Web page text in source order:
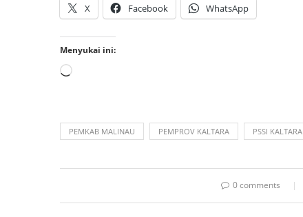
X Facebook WhatsApp
Menyukai ini:
PEMKAB MALINAU PEMPROV KALTARA PSSI KALTARA
0 comments